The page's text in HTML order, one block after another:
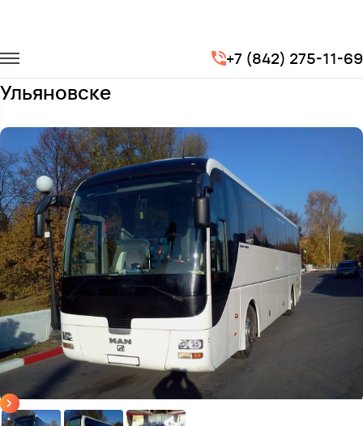
+7 (842) 275-11-69
Man Lion's
Заказать Man Lion's с водителем в
Ульяновске